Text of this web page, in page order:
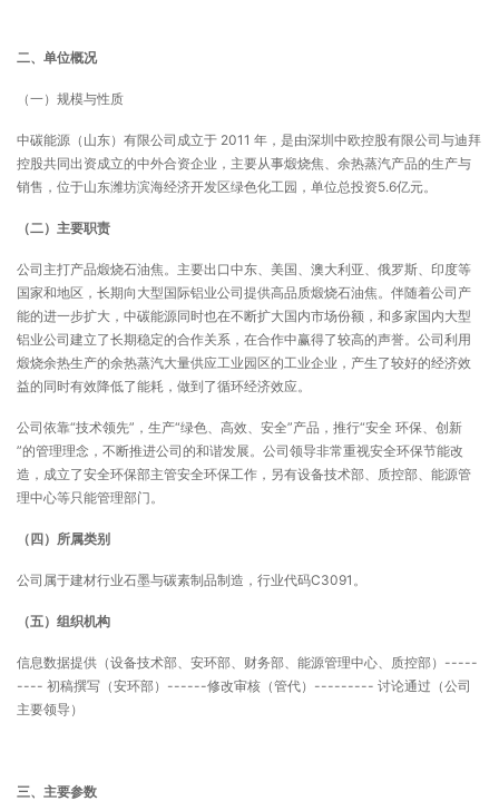
二、单位概况
（一）规模与性质
中碳能源（山东）有限公司成立于 2011 年，是由深圳中欧控股有限公司与迪拜
控股共同出资成立的中外合资企业，主要从事煅烧焦、余热蒸汽产品的生产与
销售，位于山东潍坊滨海经济开发区绿色化工园，单位总投资5.6亿元。
（二）主要职责
公司主打产品煅烧石油焦。主要出口中东、美国、澳大利亚、俄罗斯、印度等
国家和地区，长期向大型国际铝业公司提供高品质煅烧石油焦。伴随着公司产
能的进一步扩大，中碳能源同时也在不断扩大国内市场份额，和多家国内大型
铝业公司建立了长期稳定的合作关系，在合作中赢得了较高的声誉。公司利用
煅烧余热生产的余热蒸汽大量供应工业园区的工业企业，产生了较好的经济效
益的同时有效降低了能耗，做到了循环经济效应。
公司依靠“技术领先”，生产“绿色、高效、安全”产品，推行“安全 环保、创新
”的管理理念，不断推进公司的和谐发展。公司领导非常重视安全环保节能改
造，成立了安全环保部主管安全环保工作，另有设备技术部、质控部、能源管
理中心等只能管理部门。
（四）所属类别
公司属于建材行业石墨与碳素制品制造，行业代码C3091。
（五）组织机构
信息数据提供（设备技术部、安环部、财务部、能源管理中心、质控部）-----
---- 初稿撰写（安环部）------修改审核（管代）--------- 讨论通过（公司
主要领导）
三、主要参数